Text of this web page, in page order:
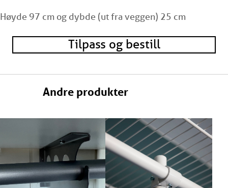
Høyde 97 cm og dybde (ut fra veggen) 25 cm
Tilpass og bestill
Andre produkter